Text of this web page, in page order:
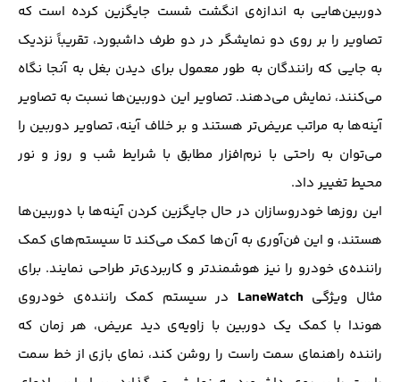
دوربین‌هایی به اندازه‌ی انگشت شست جایگزین کرده است که
تصاویر را بر روی دو نمایشگر در دو طرف داشبورد، تقریباً نزدیک
به جایی که رانندگان به طور معمول برای دیدن بغل به آنجا نگاه
می‌کنند، نمایش می‌دهند. تصاویر این دوربین‌ها نسبت به تصاویر
آینه‌ها به مراتب عریض‌تر هستند و بر خلاف آینه‌، تصاویر دوربین را
می‌توان به راحتی با نرم‌افزار مطابق با شرایط شب و روز و نور
محیط تغییر داد.
این روزها خودروسازان در حال جایگزین کردن آینه‌ها با دوربین‌ها
هستند، و این فن‌آوری به آن‌ها کمک می‌کند تا سیستم‌های کمک
راننده‌ی خودرو را نیز هوشمندتر و کاربردی‌تر طراحی نمایند. برای
مثال ویژگی LaneWatch در سیستم کمک راننده‌ی خودروی
هوندا با کمک یک دوربین با زاویه‌ی دید عریض، هر زمان که
راننده راهنمای سمت راست را روشن کند، نمای بازی از خط سمت